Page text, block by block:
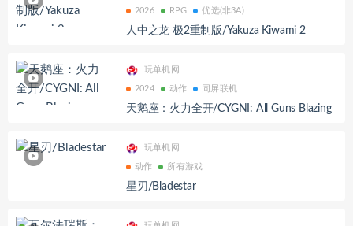
2026 RPG 优选(非3A)
人中之龙 极2重制版/Yakuza Kiwami 2
玩单机网
2024 动作 同屏联机
天鹅座：火力全开/CYGNI: All Guns Blazing
玩单机网
动作 所有游戏
星刃/Bladestar